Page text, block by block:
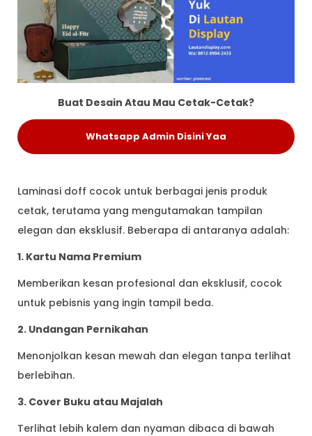
Buat Desain Atau Mau Cetak-Cetak?
Whatsapp Admin Disini Yaa
Laminasi doff cocok untuk berbagai jenis produk
cetak, terutama yang mengutamakan tampilan
elegan dan eksklusif. Beberapa di antaranya adalah:
1. Kartu Nama Premium
Memberikan kesan profesional dan eksklusif, cocok
untuk pebisnis yang ingin tampil beda.
2. Undangan Pernikahan
Menonjolkan kesan mewah dan elegan tanpa terlihat
berlebihan.
3. Cover Buku atau Majalah
Terlihat lebih kalem dan nyaman dibaca di bawah